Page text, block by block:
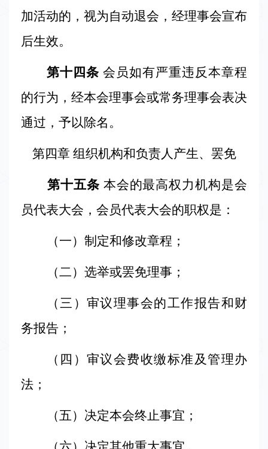
加活动的，视为自动退会，经理事会宣布
后生效。
第十四条 会员如有严重违反本章程
的行为，经本会理事会或常务理事会表决
通过，予以除名。
第四章 组织机构和负责人产生、罢免
第十五条 本会的最高权力机构是会
员代表大会，会员代表大会的职权是：
（一）制定和修改章程；
（二）选举或罢免理事；
（三）审议理事会的工作报告和财
务报告；
（四）审议会费收缴标准及管理办
法；
（五）决定本会终止事宜；